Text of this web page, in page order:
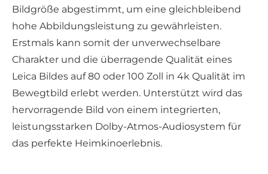
Bildgröße abgestimmt, um eine gleichbleibend
hohe Abbildungsleistung zu gewährleisten.
Erstmals kann somit der unverwechselbare
Charakter und die überragende Qualität eines
Leica Bildes auf 80 oder 100 Zoll in 4k Qualität im
Bewegtbild erlebt werden. Unterstützt wird das
hervorragende Bild von einem integrierten,
leistungsstarken Dolby-Atmos-Audiosystem für
das perfekte Heimkinoerlebnis.